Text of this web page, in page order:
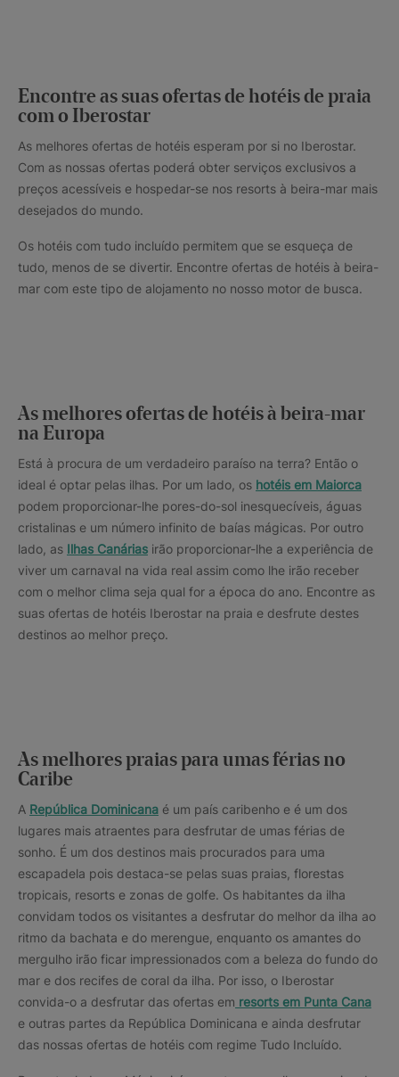
Encontre as suas ofertas de hotéis de praia
com o Iberostar
As melhores ofertas de hotéis esperam por si no Iberostar.
Com as nossas ofertas poderá obter serviços exclusivos a
preços acessíveis e hospedar-se nos resorts à beira-mar mais
desejados do mundo.
Os hotéis com tudo incluído permitem que se esqueça de
tudo, menos de se divertir. Encontre ofertas de hotéis à beira-
mar com este tipo de alojamento no nosso motor de busca.
As melhores ofertas de hotéis à beira-mar
na Europa
Está à procura de um verdadeiro paraíso na terra? Então o
ideal é optar pelas ilhas. Por um lado, os hotéis em Maiorca
podem proporcionar-lhe pores-do-sol inesquecíveis, águas
cristalinas e um número infinito de baías mágicas. Por outro
lado, as Ilhas Canárias irão proporcionar-lhe a experiência de
viver um carnaval na vida real assim como lhe irão receber
com o melhor clima seja qual for a época do ano. Encontre as
suas ofertas de hotéis Iberostar na praia e desfrute destes
destinos ao melhor preço.
As melhores praias para umas férias no
Caribe
A República Dominicana é um país caribenho e é um dos
lugares mais atraentes para desfrutar de umas férias de
sonho. É um dos destinos mais procurados para uma
escapadela pois destaca-se pelas suas praias, florestas
tropicais, resorts e zonas de golfe. Os habitantes da ilha
convidam todos os visitantes a desfrutar do melhor da ilha ao
ritmo da bachata e do merengue, enquanto os amantes do
mergulho irão ficar impressionados com a beleza do fundo do
mar e dos recifes de coral da ilha. Por isso, o Iberostar
convida-o a desfrutar das ofertas em resorts em Punta Cana
e outras partes da República Dominicana e ainda desfrutar
das nossas ofertas de hotéis com regime Tudo Incluído.